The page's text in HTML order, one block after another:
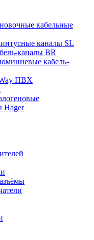
кабельные
каналы SL
каналы BR
кабель-
ПВХ
Hager